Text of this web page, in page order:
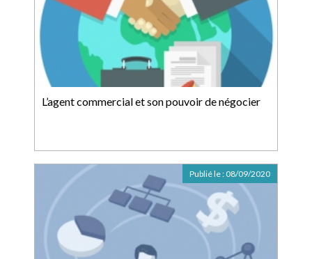
L’agent commercial et son pouvoir de négocier
Publié le : 08/09/2020